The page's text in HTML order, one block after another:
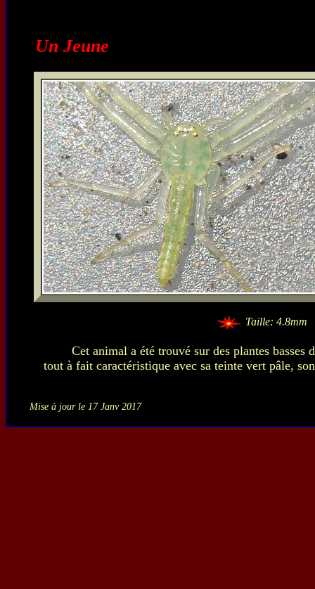
Un Jeune
Taille: 4.8mm
Cet animal a été trouvé sur des plantes
tout à fait caractéristique avec sa teinte vert pâle,
Mise à jour le 17 Janv 2017